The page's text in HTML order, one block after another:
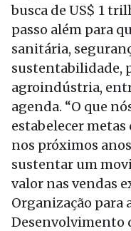
busca de US$ 1
passo além para
sanitária,
sustentabilidade,
agroindústria,
agenda. “O que
estabelecer
nos próximos
sustentar um
valor nas vendas
Organização para
Desenvolvimento